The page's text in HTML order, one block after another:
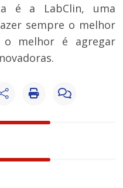
é a LabClin, uma
sempre o melhor
o melhor é agregar